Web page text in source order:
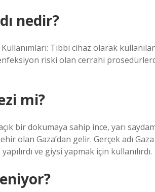
nedir?
Tıbbi cihaz olarak
riski olan cerrahi
mi?
bir dokumaya sahip ince, yarı
olan Gaza’dan gelir. Gerçek adı
ve giysi yapmak için kullanılırdı.